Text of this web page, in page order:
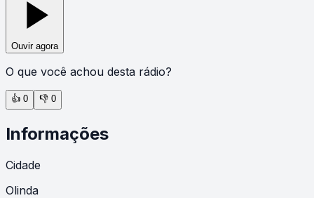
Ouvir agora
O que você achou desta rádio?
👍 0 👎 0
Informações
Cidade
Olinda